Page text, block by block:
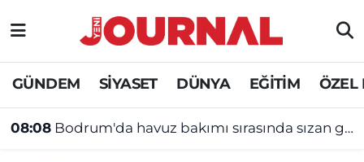
GÜNDEM SİYASET DÜNYA EĞİTİM ÖZEL
08:08 Bodrum'da havuz bakımı sırasında sızan gaz 15 kişiyi hastanelik etti
GÜNDEM
SİYASET
Nöbetçi Eczaneler
Hava Durumu